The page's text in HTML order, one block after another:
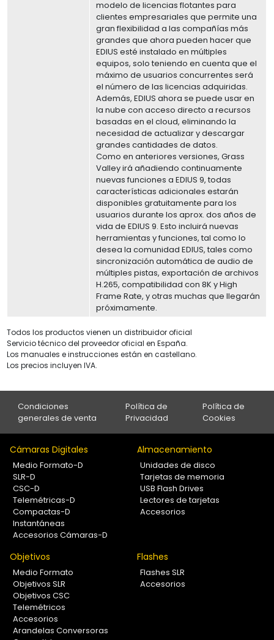
modelo de licencias flotantes para
clientes empresariales que permite una
gran flexibilidad a las compañías más
grandes que ahora pueden hacer que
EDIUS esté instalado en múltiples
equipos, solo teniendo en cuenta que el
máximo de usuarios concurrentes será
el número de las licencias adquiridas.
Además, EDIUS ahora se puede usar en
la nube con acceso directo a recursos
basadas en el cloud, eliminando la
necesidad de actualizar y descargar
grandes cantidades de datos.
Como en anteriores versiones, Grass
Valley irá añadiendo continuamente
nuevas funciones a EDIUS 9, todas
características adicionales estarán
disponibles gratuitamente para los
usuarios durante los aprox. dos años de
vida de EDIUS 9. Esto incluirá nuevas
herramientas y funciones, tal como lo
desea la comunidad EDIUS, tales como
sincronización automática de audio de
múltiples pistas, exportación de archivos
H.265, compatibilidad con 8K y High
Frame Rate, y otras muchas que llegarán
próximamente.
Todos los productos vienen un distribuidor oficial
Servicio técnico del proveedor oficial en España.
Los manuales e instrucciones están en castellano.
Los precios incluyen IVA.
Condiciones
generales de venta
Política de
Privacidad
Política de
Cookies
Cámaras Digitales
Medio Formato-D
SLR-D
CSC-D
Telemétricas-D
Compactas-D
Instantáneas
Accesorios Cámaras-D
Almacenamiento
Unidades de disco
Tarjetas de memoria
USB Flash Drives
Lectores de tarjetas
Accesorios
Objetivos
Medio Formato
Objetivos SLR
Objetivos CSC
Telemétricos
Accesorios
Arandelas Conversoras
Flashes
Flashes SLR
Accesorios